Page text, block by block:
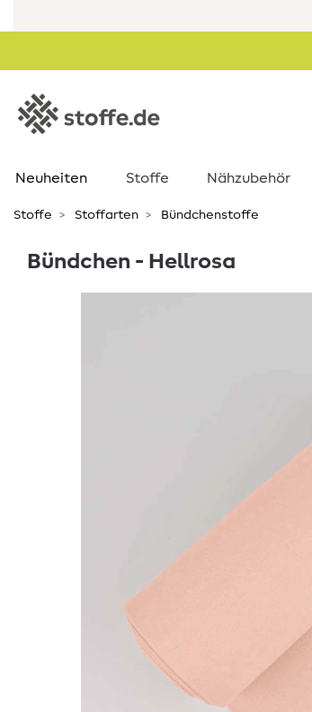
Neuheiten Stoffe Nähzubehör
Stoffe Stoffarten Bündchenstoffe
Bündchen - Hellrosa